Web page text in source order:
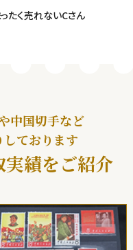
たく売れないCさん
中国切手など
ております
績をご紹介